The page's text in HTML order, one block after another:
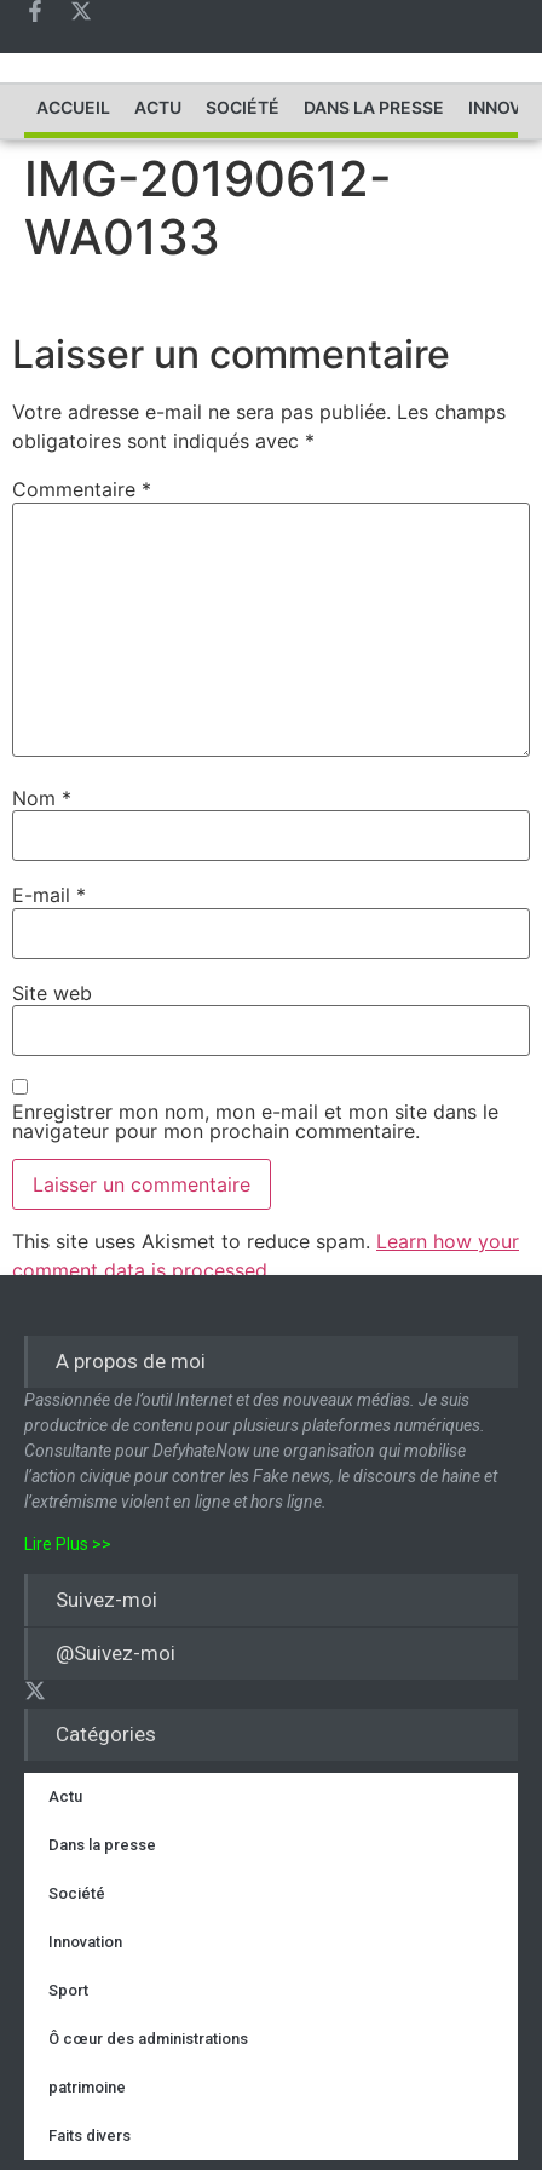
ACCUEIL ACTU SOCIÉTÉ DANS LA PRESSE
IMG-20190612-
WA0133
Laisser un commentaire
Votre adresse e-mail ne sera pas publiée. Les champs
obligatoires sont indiqués avec *
Commentaire *
Nom *
E-mail *
Site web
Enregistrer mon nom, mon e-mail et mon site dans le
navigateur pour mon prochain commentaire.
This site uses Akismet to reduce spam. Learn how your
comment data is processed.
Catégories
Actu
Dans la presse
Société
Innovation
Sport
Ô cœur des administrations
patrimoine
Faits divers
A propos de moi
Passionnée de l’outil Internet et des nouveaux médias. Je suis
productrice de contenu pour plusieurs plateformes numériques.
Consultante pour DefyhateNow une organisation qui mobilise
l’action civique pour contrer les Fake news, le discours de haine et
l’extrémisme violent en ligne et hors ligne.
Lire Plus >>
Suivez-moi
@Suivez-moi